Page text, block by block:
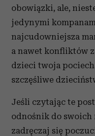
obowiązki, ale,
jedynymi
najcudowniejsza
a nawet konfliktów
dzieci twoja
szczęśliwe
Jeśli czytając te
odnośnik do
zadręczaj się